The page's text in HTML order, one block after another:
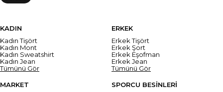
KADIN
Kadın Tişört
Kadın Mont
Kadın Sweatshirt
Kadın Jean
Tümünü Gör
ERKEK
Erkek Tişört
Erkek Şort
Erkek Eşofman
Erkek Jean
Tümünü Gör
MARKET
SPORCU BESİNLERİ